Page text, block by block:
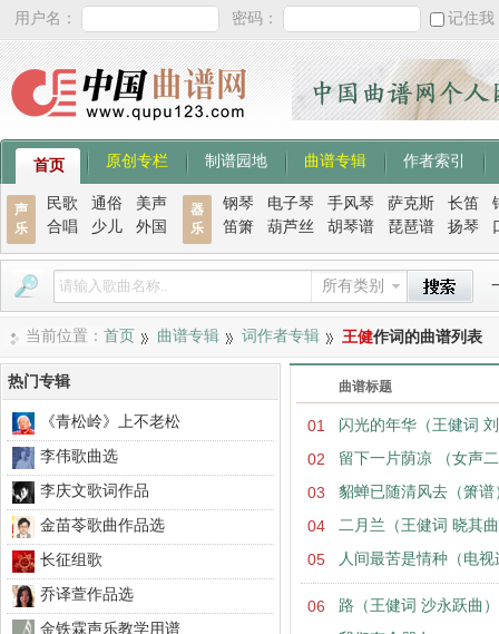
用户名： 密码： 记住我
首页 原创专栏 制谱园地 曲谱专辑 作者索引
声
乐
民歌 通俗
美声
合唱
少儿 外国
器
乐
钢琴 电子琴 手风琴 萨克斯 长笛
笛箫
葫芦丝 胡琴谱 琵琶谱 扬琴
所有类别
当前位置： 首页 曲谱专辑 词作者专辑 王健作词的曲谱列表
曲谱标题
01 闪光的年华（王健词
02 留下一片荫凉 （女声
03 貂蝉已随清风去（箫谱
04 二月兰（王健词 晓其
05 人间最苦是情种（电
06 路（王健词 沙永跃曲）
热门专辑
《青松岭》上不老松
李伟歌曲选
李庆文歌词作品
金苗苓歌曲作品选
长征组歌
乔译萱作品选
金铁霖声乐教学用谱